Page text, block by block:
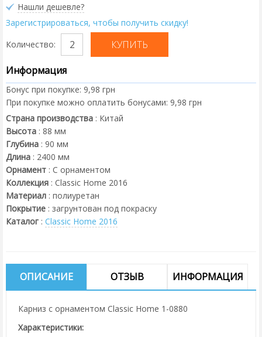
Нашли дешевле?
Зарегистрироваться, чтобы получить скидку!
Количество:
Информация
Бонус при покупке: 9,98 грн
При покупке можно оплатить бонусами: 9,98 грн
Страна производства : Китай
Высота : 88 мм
Глубина : 90 мм
Длина : 2400 мм
Орнамент : С орнаментом
Коллекция : Classic Home 2016
Материал : полиуретан
Покрытие : загрунтован под покраску
Каталог : Classic Home 2016
ОПИСАНИЕ ОТЗЫВ ИНФОРМАЦИЯ
Карниз с орнаментом Classic Home 1-0880
Характеристики: